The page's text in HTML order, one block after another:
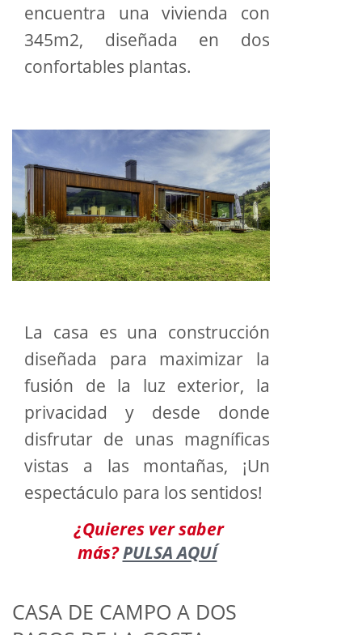
encuentra una vivienda con
345m2, diseñada en dos
confortables plantas.
La casa es una construcción
diseñada para maximizar la
fusión de la luz exterior, la
privacidad y desde donde
disfrutar de unas magníficas
vistas a las montañas, ¡Un
espectáculo para los sentidos!
¿Quieres ver saber
más?PULSA AQUÍ
CASA DE CAMPO A DOS